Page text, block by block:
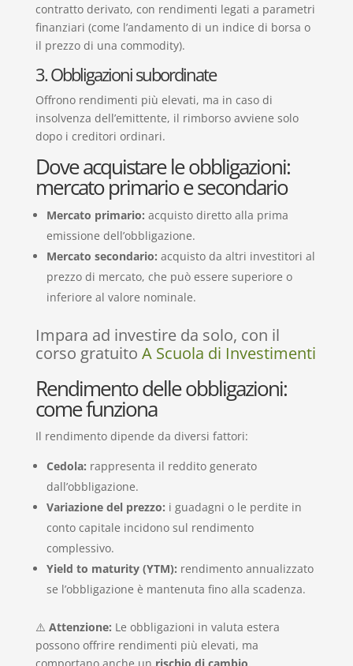
contratto derivato, con rendimenti legati a parametri
finanziari (come l’andamento di un indice di borsa o
il prezzo di una commodity).
3. Obbligazioni subordinate
Offrono rendimenti più elevati, ma in caso di
insolvenza dell’emittente, il rimborso avviene solo
dopo i creditori ordinari.
Dove acquistare le obbligazioni:
mercato primario e secondario
Mercato primario: acquisto diretto alla prima
emissione dell’obbligazione.
Mercato secondario: acquisto da altri investitori al
prezzo di mercato, che può essere superiore o
inferiore al valore nominale.
Impara ad investire da solo, con il
corso gratuito A Scuola di Investimenti
Rendimento delle obbligazioni:
come funziona
Il rendimento dipende da diversi fattori:
Cedola: rappresenta il reddito generato
dall’obbligazione.
Variazione del prezzo: i guadagni o le perdite in
conto capitale incidono sul rendimento
complessivo.
Yield to maturity (YTM): rendimento annualizzato
se l’obbligazione è mantenuta fino alla scadenza.
⚠️ Attenzione: Le obbligazioni in valuta estera
possono offrire rendimenti più elevati, ma
comportano anche un rischio di cambio.